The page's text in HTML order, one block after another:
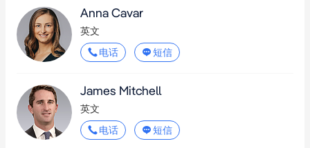
Anna Cavar
英文
电话
短信
James Mitchell
英文
电话
短信